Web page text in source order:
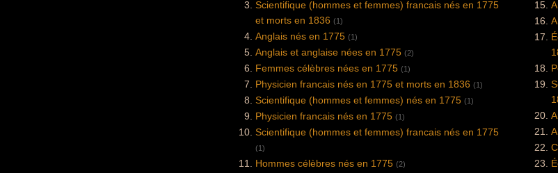
Scientifique (hommes et femmes) francais nés en 1775
et morts en 1836 (1)
Anglais nés en 1775 (1)
Anglais et anglaise nées en 1775 (2)
Femmes célèbres nées en 1775 (1)
Physicien francais nés en 1775 et morts en 1836 (1)
Scientifique (hommes et femmes) nés en 1775 (1)
Physicien francais nés en 1775 (1)
Scientifique (hommes et femmes) francais nés en 1775
(1)
Hommes célèbres nés en 1775 (2)